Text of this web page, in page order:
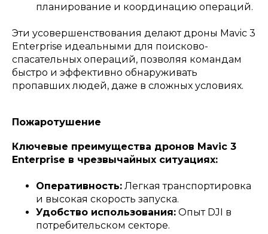
планирование и координацию операций.
Эти усовершенствования делают дроны Mavic 3
Enterprise идеальными для поисково-
спасательных операций, позволяя командам
быстро и эффективно обнаруживать
пропавших людей, даже в сложных условиях.
Пожаротушение
Ключевые преимущества дронов Mavic 3
Enterprise в чрезвычайных ситуациях:
Оперативность: Легкая транспортировка
и высокая скорость запуска.
Удобство использования: Опыт DJI в
потребительском секторе.